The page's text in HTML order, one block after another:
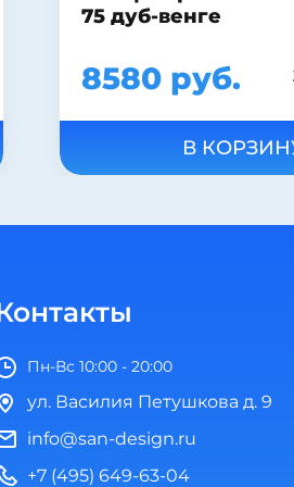
Lyra 1927.0
2490 руб.
В
Пн-Вс 10:00 - 20:00
ул. Василия Петушкова д. 9
info@san-design.ru
+7 (495) 649-63-04